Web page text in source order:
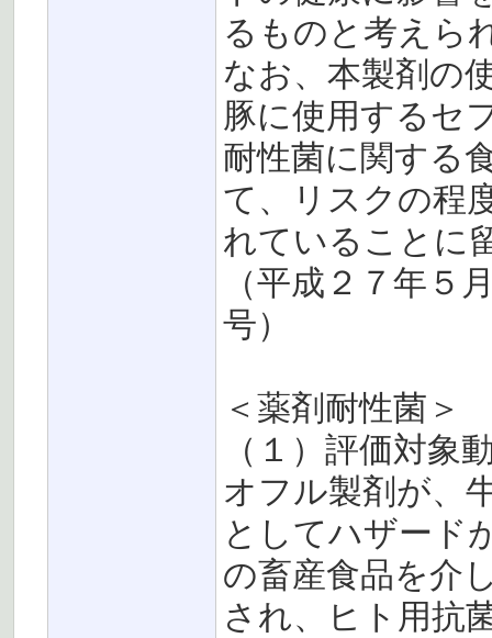
るものと考えら
なお、本製剤の
豚に使用するセ
耐性菌に関する
て、リスクの程
れていることに
（平成２７年５
号）
＜薬剤耐性菌＞
（１）評価対象
オフル製剤が、
としてハザード
の畜産食品を介
され、ヒト用抗